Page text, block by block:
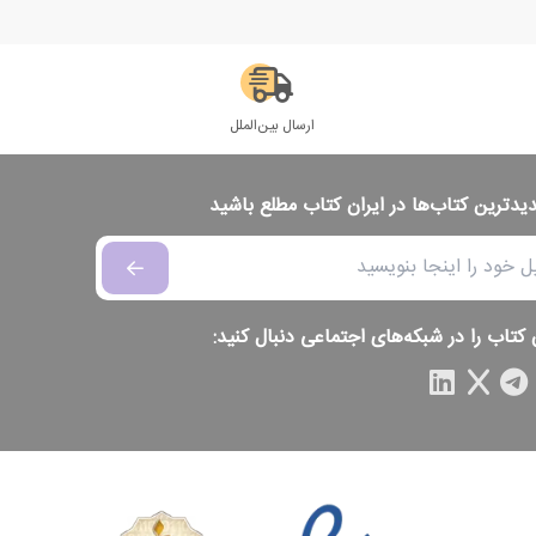
ارسال بین‌الملل
کتاب‌ها در ایران کتاب مطلع باشید
کتاب را در شبکه‌های اجتماعی دنبال کنید: